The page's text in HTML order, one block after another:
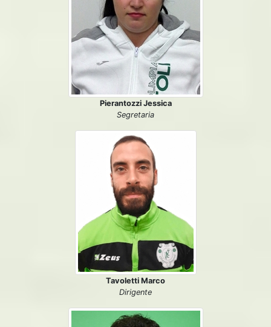
Pierantozzi Jessica
Segretaria
Tavoletti Marco
Dirigente